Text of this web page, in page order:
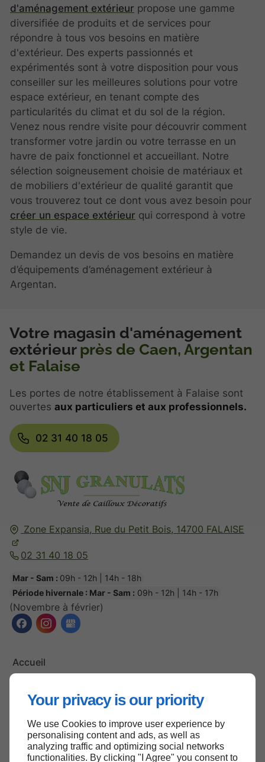
Your privacy is our priority
We use Cookies to improve user experience by
personalising content and ads, as well as
analyzing traffic and optimizing social networks
functionalities. By clicking "I Agree" you consent to
d'aménagement extérieur propose une gamme
diversifiée de produits et de services pour
répondre à tous vos besoins en matière
d'extérieur. Des experts passionnés et
expérimentés sont à votre disposition pour vous
conseiller sur les meilleures solutions pour votre
espace extérieur, en tenant compte des
particularités du climat et du sol de la région.
Venez nous rendre visite pour découvrir comment
transformer votre jardin ou votre terrasse en un
havre de paix fonctionnel et accueillant. Notre
sélection soigneusement choisie de matériaux et
de mobiliers d'extérieur de qualité garantit que
vous trouverez tout ce dont vous avez besoin pour
créer un espace extérieur qui correspond à votre
style de vie.
Demandez un devis de vos besoins en matière
d’équipements d’aménagement extérieur à
Argentan.
Zone Expansia, Rue du Petit Bois, 14700 FALAISE
02 31 40 18 05
Mar - Sam : 09h - 12h | 14h - 18h
Période hivernale : Mar - Sam : 09h - 12h | 14h - 17h
(Novembre à février)
Accueil
Mentions légales
Plan du site
Votre magasin d'aménagement
extérieurprès de Caen, Argentan
et Falaise
Les portes de notre établissement à Falaise sont
ouvertes aux particuliers et aux professionnels.
02 31 40 18 05